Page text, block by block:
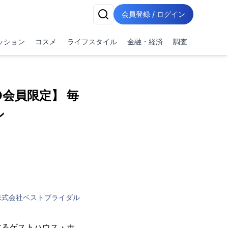
会員登録 / ログイン
ション コスメ ライフスタイル 金融・経済 調査
員限定】 毎
式会社ベストブライダル